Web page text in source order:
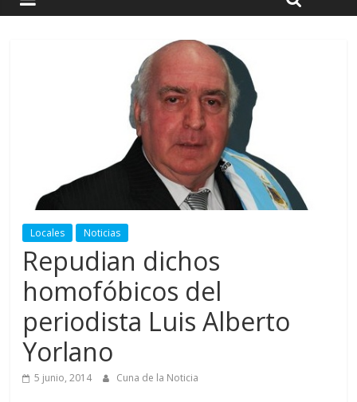
Locales Noticias
Repudian dichos
homofóbicos del
periodista Luis Alberto
Yorlano
5 junio, 2014 Cuna de la Noticia